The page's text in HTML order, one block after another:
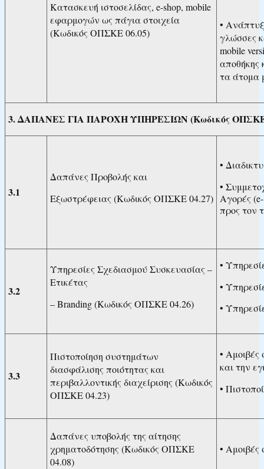
Κατασκευή ιστοσελίδας, e-shop, mobile
εφαρμογών ως πάγια στοιχεία
(Κωδικός ΟΠΣΚΕ 06.05)
•
γλώσσες
mobile
αποθήκης
τα άτομα
3. ΔΑΠΑΝΕΣ ΓΙΑ ΠΑΡΟΧΗ ΥΠΗΡΕΣΙΩΝ (Κωδικός
3.1
Δαπάνες Προβολής και
Εξωστρέφειας (Κωδικός ΟΠΣΚΕ 04.27)
•
•
Αγορές
προς τον
3.2
Υπηρεσίες Σχεδιασμού Συσκευασίας –
Ετικέτας
– Branding (Κωδικός ΟΠΣΚΕ 04.26)
•
•
•
3.3
Πιστοποίηση συστημάτων
διασφάλισης ποιότητας και
περιβαλλοντικής διαχείρισης (Κωδικός
ΟΠΣΚΕ 04.23)
•
και την
•
Δαπάνες υποβολής της αίτησης
χρηματοδότησης (Κωδικός ΟΠΣΚΕ
04.08)
•